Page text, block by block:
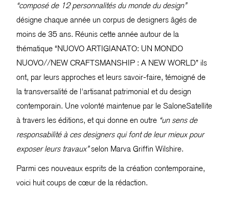
“composé de 12 personnalités du monde du design”
désigne chaque année un corpus de designers âgés de
moins de 35 ans. Réunis cette année autour de la
thématique “NUOVO ARTIGIANATO: UN MONDO
NUOVO//NEW CRAFTSMANSHIP : A NEW WORLD” ils
ont, par leurs approches et leurs savoir-faire, témoigné de
la transversalité de l'artisanat patrimonial et du design
contemporain. Une volonté maintenue par le SaloneSatellite
à travers les éditions, et qui donne en outre “un sens de
responsabilité à ces designers qui font de leur mieux pour
exposer leurs travaux”selon Marva Griffin Wilshire.
Parmi ces nouveaux esprits de la création contemporaine,
voici huit coups de cœur de la rédaction.